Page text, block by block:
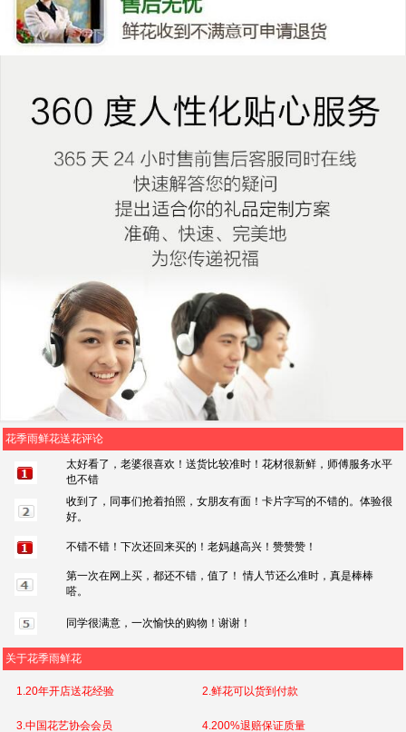
花季雨鲜花送花评论
太好看了，老婆很喜欢！送货比较准时！花材很新鲜，师傅服务水平
也不错
收到了，同事们抢着拍照，女朋友有面！卡片字写的不错的。体验很
好。
不错不错！下次还回来买的！老妈越高兴！赞赞赞！
第一次在网上买，都还不错，值了！ 情人节还么准时，真是棒棒
嗒。
同学很满意，一次愉快的购物！谢谢！
关于花季雨鲜花
1.20年开店送花经验 2.鲜花可以货到付款
3.中国花艺协会会员 4.200%退赔保证质量